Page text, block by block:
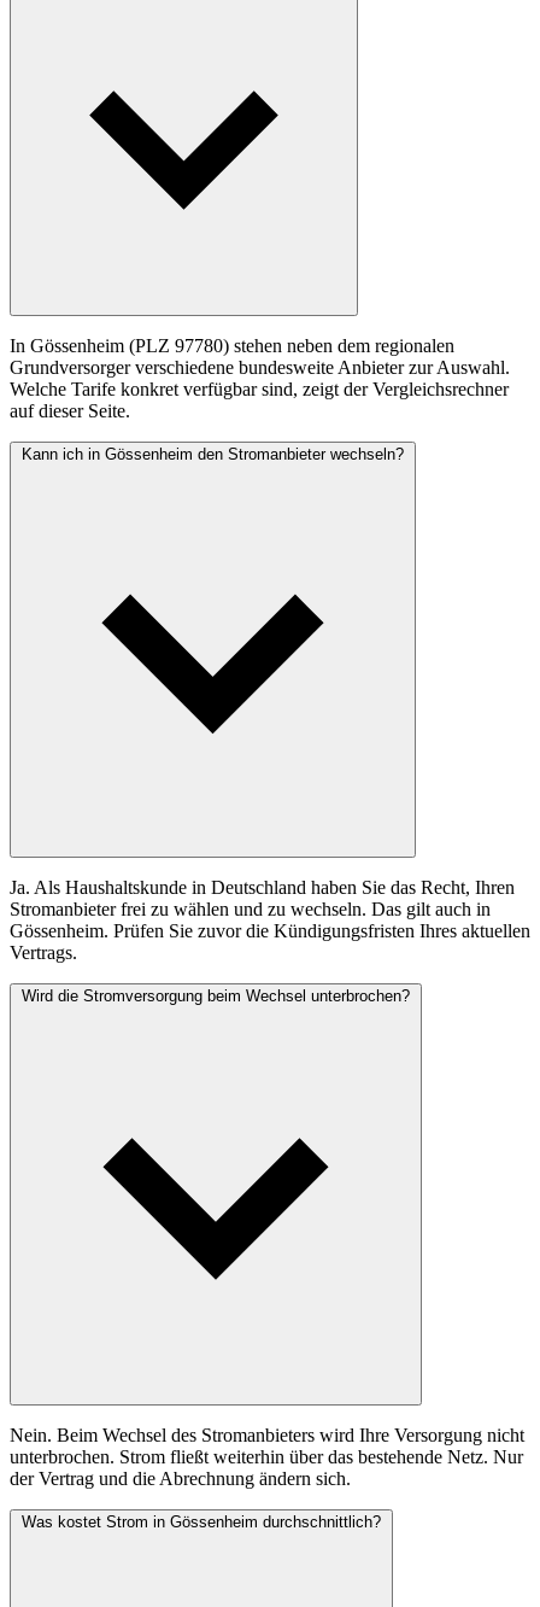
In Gössenheim (PLZ 97780) stehen neben dem regionalen
Grundversorger verschiedene bundesweite Anbieter zur Auswahl.
Welche Tarife konkret verfügbar sind, zeigt der Vergleichsrechner
auf dieser Seite.
Kann ich in Gössenheim den Stromanbieter wechseln?
Ja. Als Haushaltskunde in Deutschland haben Sie das Recht, Ihren
Stromanbieter frei zu wählen und zu wechseln. Das gilt auch in
Gössenheim. Prüfen Sie zuvor die Kündigungsfristen Ihres aktuellen
Vertrags.
Wird die Stromversorgung beim Wechsel unterbrochen?
Nein. Beim Wechsel des Stromanbieters wird Ihre Versorgung nicht
unterbrochen. Strom fließt weiterhin über das bestehende Netz. Nur
der Vertrag und die Abrechnung ändern sich.
Was kostet Strom in Gössenheim durchschnittlich?